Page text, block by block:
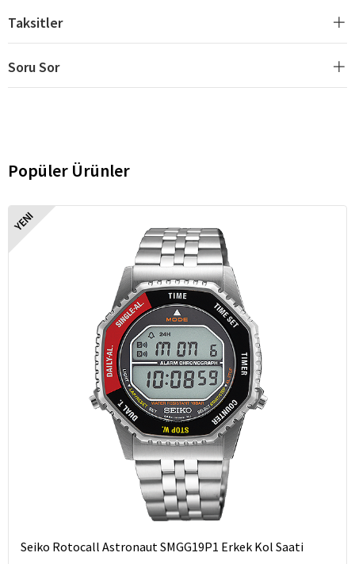
Taksitler
Soru Sor
Popüler Ürünler
YENI
Seiko Rotocall Astronaut SMGG19P1 Erkek Kol Saati